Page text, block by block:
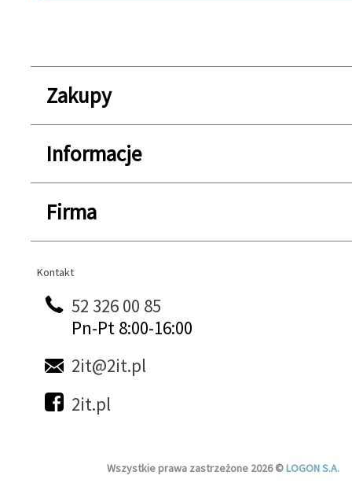
Zakupy
Informacje
Firma
Kontakt
Kontakt
52 326 00 85
Pn-Pt 8:00-16:00
2it@2it.pl
2it.pl
Wszystkie prawa zastrzeżone 2026 ©LOGON S.A.